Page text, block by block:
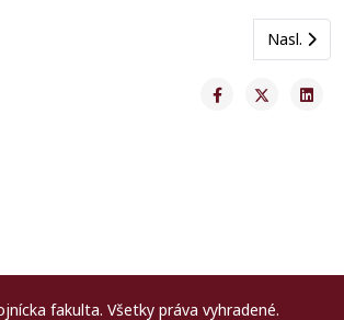
výstupy Z riešenia Next
Nasl.
fakulta. Všetky práva vyhradené.